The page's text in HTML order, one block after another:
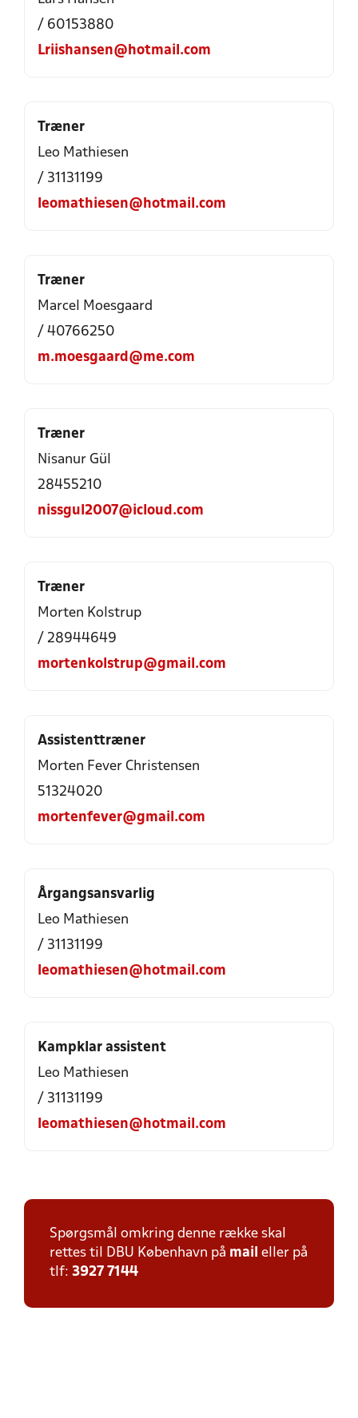
/ 60153880
Lriishansen@hotmail.com
Træner
Leo Mathiesen
/ 31131199
leomathiesen@hotmail.com
Træner
Marcel Moesgaard
/ 40766250
m.moesgaard@me.com
Træner
Nisanur Gül
28455210
nissgul2007@icloud.com
Træner
Morten Kolstrup
/ 28944649
mortenkolstrup@gmail.com
Assistenttræner
Morten Fever Christensen
51324020
mortenfever@gmail.com
Årgangsansvarlig
Leo Mathiesen
/ 31131199
leomathiesen@hotmail.com
Kampklar assistent
Leo Mathiesen
/ 31131199
leomathiesen@hotmail.com
Spørgsmål omkring denne række skal
rettes til DBU København på mail eller på
tlf: 3927 7144